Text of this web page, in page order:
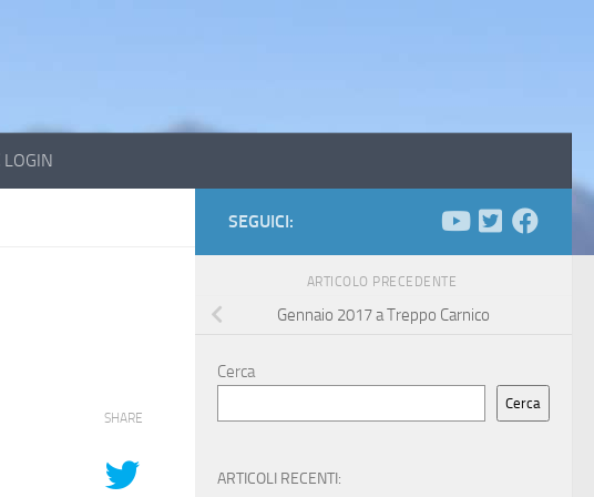
LOGIN
SHARE
SEGUICI:
ARTICOLO PRECEDENTE
Gennaio 2017 a Treppo Carnico
Cerca
Cerca
ARTICOLI RECENTI: